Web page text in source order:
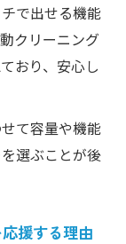
で出せる機能
クリーニング
おり、安心し
て容量や機能
選ぶことが後
援する理由